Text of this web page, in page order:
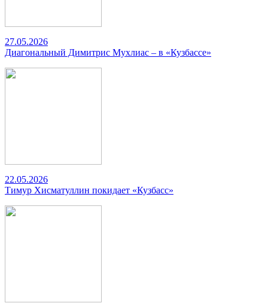
27.05.2026
Диагональный Димитрис Мухлиас – в «Кузбассе»
22.05.2026
Тимур Хисматуллин покидает «Кузбасс»